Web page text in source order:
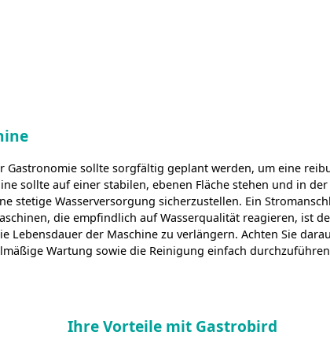
Gastronomie sollte sorgfältig geplant werden, um eine
sollte auf einer stabilen, ebenen Fläche stehen und in
stetige Wasserversorgung sicherzustellen. Ein
die empfindlich auf Wasserqualität reagieren, ist
Lebensdauer der Maschine zu verlängern. Achten Sie
Wartung sowie die Reinigung einfach
Ihre Vorteile mit Gastrobird